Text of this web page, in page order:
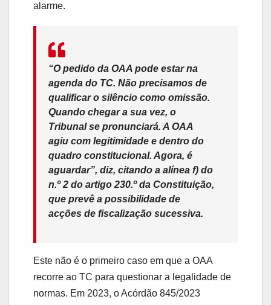
alarme.
“O pedido da OAA pode estar na
agenda do TC. Não precisamos de
qualificar o silêncio como omissão.
Quando chegar a sua vez, o
Tribunal se pronunciará. A OAA
agiu com legitimidade e dentro do
quadro constitucional. Agora, é
aguardar”, diz, citando a alínea f) do
n.º 2 do artigo 230.º da Constituição,
que prevê a possibilidade de
acções de fiscalização sucessiva.
Este não é o primeiro caso em que a OAA
recorre ao TC para questionar a legalidade de
normas. Em 2023, o Acórdão 845/2023